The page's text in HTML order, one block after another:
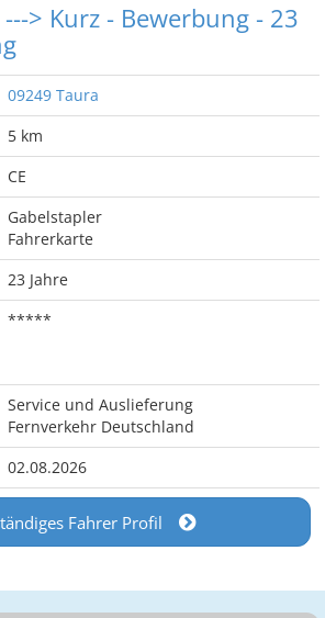
---> Kurz - Bewerbung - 23
09249 Taura
5 km
CE
Gabelstapler
Fahrerkarte
23 Jahre
*****
Service und Auslieferung
Fernverkehr Deutschland
02.08.2026
Fahrer Profil